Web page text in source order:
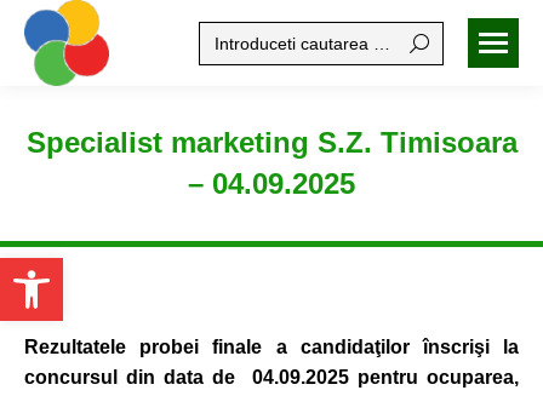
Open toolbar
Search:
Specialist marketing S.Z. Timisoara
– 04.09.2025
Rezultatele probei finale a candidaţilor înscrişi la
concursul din data de 04.09.2025 pentru ocuparea,